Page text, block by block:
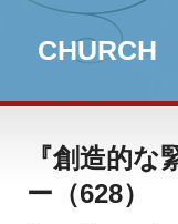
CHURCH
『創造的
ー（628）